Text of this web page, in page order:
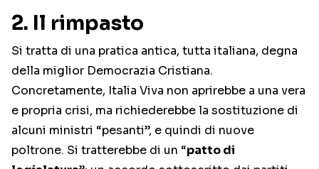
2. Il rimpasto
Si tratta di una pratica antica, tutta italiana, degna
della miglior Democrazia Cristiana.
Concretamente, Italia Viva non aprirebbe a una vera
e propria crisi, ma richiederebbe la sostituzione di
alcuni ministri “pesanti”, e quindi di nuove
poltrone. Si tratterebbe di un “patto di